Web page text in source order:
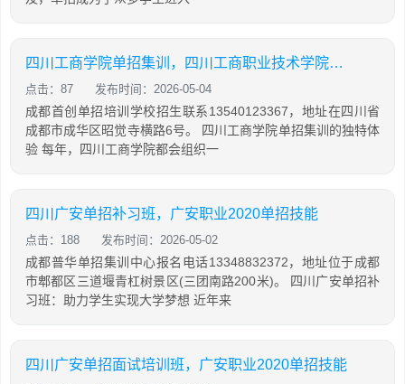
四川工商学院单招集训，四川工商职业技术学院2021单招考试大纲
点击：87 发布时间：2026-05-04
成都首创单招培训学校招生联系13540123367，地址在四川省
成都市成华区昭觉寺横路6号。 四川工商学院单招集训的独特体
验 每年，四川工商学院都会组织一
四川广安单招补习班，广安职业2020单招技能
点击：188 发布时间：2026-05-02
成都普华单招集训中心报名电话13348832372，地址位于成都
市郫都区三道堰青杠树景区(三团南路200米)。 四川广安单招补
习班：助力学生实现大学梦想 近年来
四川广安单招面试培训班，广安职业2020单招技能